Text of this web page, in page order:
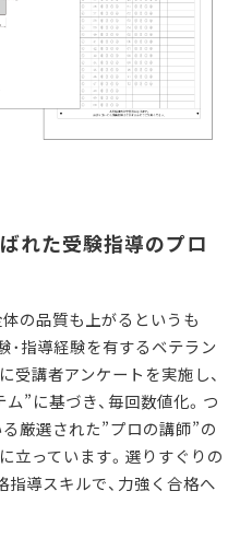
れた受験指導のプロ
の品質も上がるというも
･指導経験を有するベテラン
受講者アンケートを実施し、
”に基づき、毎回数値化。つ
厳選された”プロの講師”の
立っています。選りすぐりの
導スキルで、力強く合格へ